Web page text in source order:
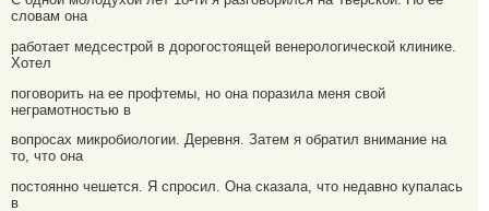
словам она
работает медсестрой в дорогостоящей венерологической клинике.
Хотел
поговорить на ее профтемы, но она поразила меня свой
неграмотностью в
вопросах микробиологии. Деревня. Затем я обратил внимание на
то, что она
постоянно чешется. Я спросил. Она сказала, что недавно купалась
в